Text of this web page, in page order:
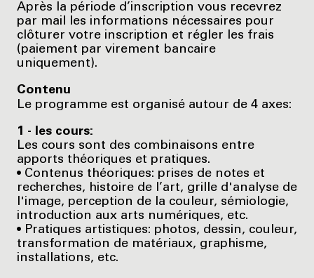
Après la période d’inscription vous recevrez
par mail les informations nécessaires pour
clôturer votre inscription et régler les frais
(paiement par virement bancaire
uniquement).
Contenu
Le programme est organisé autour de 4 axes:
1 - les cours:
Les cours sont des combinaisons entre
apports théoriques et pratiques.
• Contenus théoriques: prises de notes et
recherches, histoire de l’art, grille d'analyse de
l'image, perception de la couleur, sémiologie,
introduction aux arts numériques, etc.
• Pratiques artistiques: photos, dessin, couleur,
transformation de matériaux, graphisme,
installations, etc.